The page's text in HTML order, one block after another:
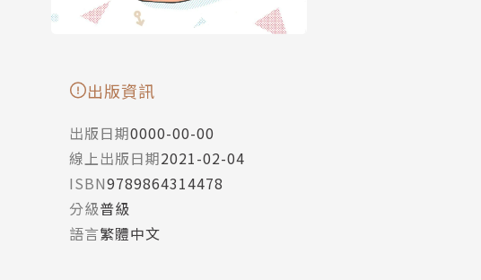
出版資訊
出版日期0000-00-00
線上出版日期2021-02-04
ISBN9789864314478
分級普級
語言繁體中文